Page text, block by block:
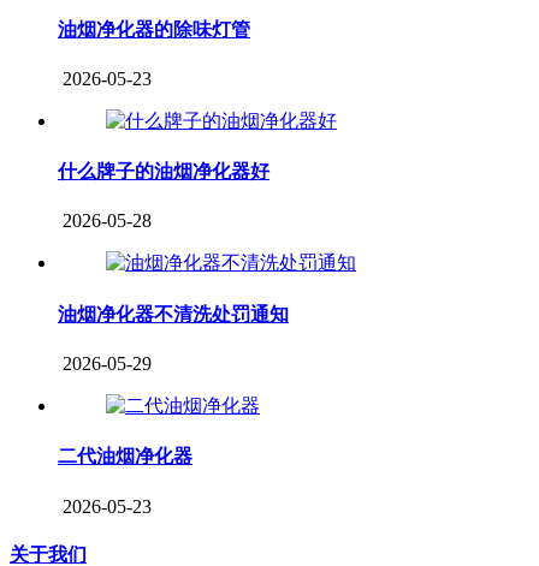
油烟净化器的除味灯管
2026-05-23
什么牌子的油烟净化器好
2026-05-28
油烟净化器不清洗处罚通知
2026-05-29
二代油烟净化器
2026-05-23
关于我们